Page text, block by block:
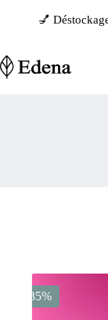
💅 Déstockage
-35%